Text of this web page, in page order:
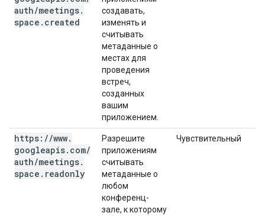
auth/meetings.
space . created
создавать,
изменять и
считывать
метаданные о
местах для
проведения
встреч,
созданных
вашим
приложением.
https: //www.
googleapis. com/
auth/meetings.
space . readonly
Разрешите
приложениям
считывать
метаданные о
любом
конференц-
зале, к которому
Чувствительный